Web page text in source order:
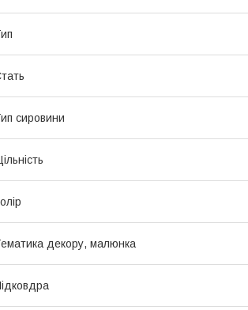
сировини
декору, малюнка